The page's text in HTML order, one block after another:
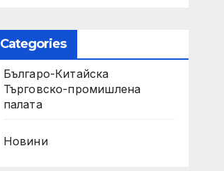
Categories
Българо-Китайска
Търговско-промишлена
палaта
Новини